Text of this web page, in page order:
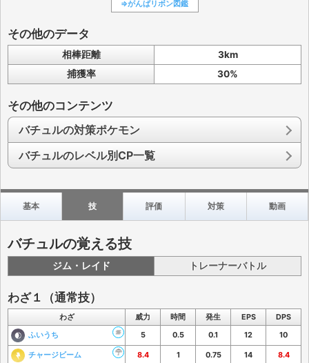
⇒がんばリボン図鑑
その他のデータ
相棒距離
3km
捕獲率
30%
その他のコンテンツ
バチュルの対策ポケモン
バチュルのレベル別CP一覧
基本 技 評価 対策 動画
バチュルの覚える技
ジム・レイド トレーナーバトル
わざ１（通常技）
わざ 威力 時間 発生 EPS
DPS
ふいうち
5 0.5 0.1 12 10
チャージビーム 8.4 1 0.75 14 8.4